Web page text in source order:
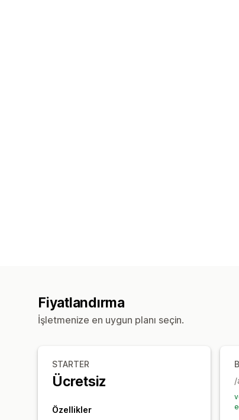
Fiyatlandırma
İşletmenize en uygun planı seçin.
STARTER
Ücretsiz
Özellikler
/